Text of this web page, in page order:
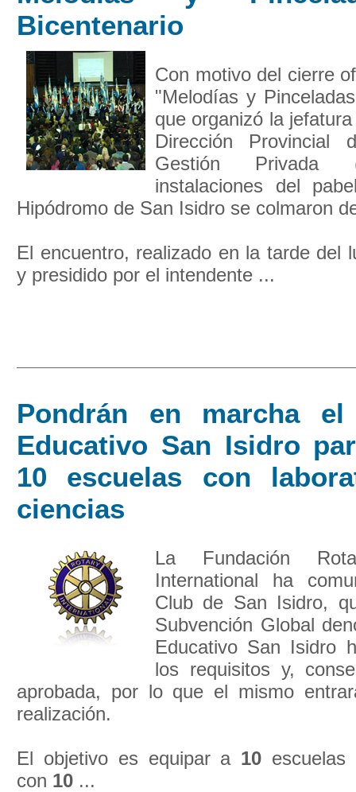
Bicentenario
Con motivo del cierre
"Melodías y
que organizó la
Dirección Provincial
Gestión Privada
instalaciones del
Hipódromo de San Isidro se colmaron
El encuentro, realizado en la tarde del
y presidido por el intendente ...
Pondrán en marcha el
Educativo San Isidro
10 escuelas con
ciencias
La Fundación
International ha
Club de San Isidro,
Subvención Global
Educativo San Isidro
los requisitos y,
aprobada, por lo que el mismo
realización.
El objetivo es equipar a 10 escuelas
con 10 ...